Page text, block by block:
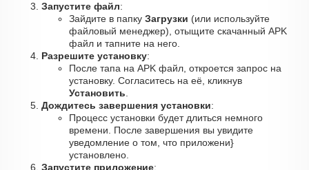
Запустите файл:
Зайдите в папку Загрузки (или используйте
файловый менеджер), отыщите скачанный APK
файл и тапните на него.
Разрешите установку:
После тапа на APK файл, откроется запрос на
установку. Согласитесь на её, кликнув
Установить
Дождитесь завершения установки:
Процесс установки будет длиться немного
времени. После завершения вы увидите
уведомление о том, что приложени}
установлено.
Запустите приложение: